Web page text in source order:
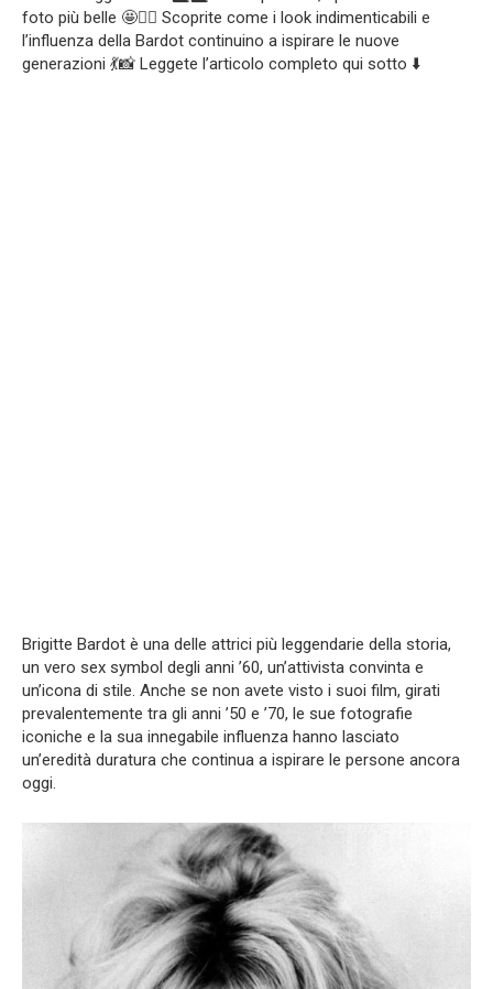
foto più belle 🤩❤️‍🔥 Scoprite come i look indimenticabili e
l’influenza della Bardot continuino a ispirare le nuove
generazioni 💃📸 Leggete l’articolo completo qui sotto ⬇️
Brigitte Bardot è una delle attrici più leggendarie della storia,
un vero sex symbol degli anni ’60, un’attivista convinta e
un’icona di stile. Anche se non avete visto i suoi film, girati
prevalentemente tra gli anni ’50 e ’70, le sue fotografie
iconiche e la sua innegabile influenza hanno lasciato
un’eredità duratura che continua a ispirare le persone ancora
oggi.